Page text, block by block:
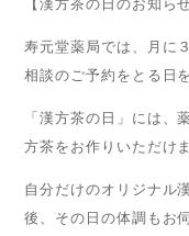
【漢方茶の日のお知
寿元堂薬局では、月に
相談のご予約をとる日
「漢方茶の日」には、
方茶をお作りいただけま
自分だけのオリジナル
後、その日の体調もお